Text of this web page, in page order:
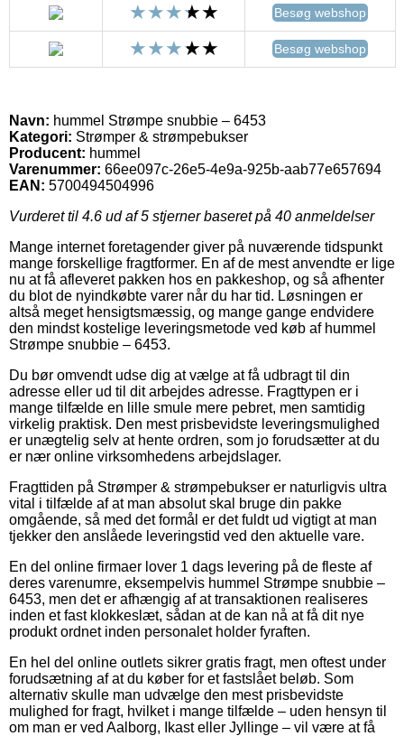
Besøg webshop
Besøg webshop
Navn: hummel Strømpe snubbie – 6453
Kategori: Strømper & strømpebukser
Producent: hummel
Varenummer: 66ee097c-26e5-4e9a-925b-aab77e657694
EAN: 5700494504996
Vurderet til 4.6 ud af 5 stjerner baseret på 40 anmeldelser
Mange internet foretagender giver på nuværende tidspunkt
mange forskellige fragtformer. En af de mest anvendte er lige
nu at få afleveret pakken hos en pakkeshop, og så afhenter
du blot de nyindkøbte varer når du har tid. Løsningen er
altså meget hensigtsmæssig, og mange gange endvidere
den mindst kostelige leveringsmetode ved køb af hummel
Strømpe snubbie – 6453.
Du bør omvendt udse dig at vælge at få udbragt til din
adresse eller ud til dit arbejdes adresse. Fragttypen er i
mange tilfælde en lille smule mere pebret, men samtidig
virkelig praktisk. Den mest prisbevidste leveringsmulighed
er unægtelig selv at hente ordren, som jo forudsætter at du
er nær online virksomhedens arbejdslager.
Fragttiden på Strømper & strømpebukser er naturligvis ultra
vital i tilfælde af at man absolut skal bruge din pakke
omgående, så med det formål er det fuldt ud vigtigt at man
tjekker den anslåede leveringstid ved den aktuelle vare.
En del online firmaer lover 1 dags levering på de fleste af
deres varenumre, eksempelvis hummel Strømpe snubbie –
6453, men det er afhængig af at transaktionen realiseres
inden et fast klokkeslæt, sådan at de kan nå at få dit nye
produkt ordnet inden personalet holder fyraften.
En hel del online outlets sikrer gratis fragt, men oftest under
forudsætning af at du køber for et fastslået beløb. Som
alternativ skulle man udvælge den mest prisbevidste
mulighed for fragt, hvilket i mange tilfælde – uden hensyn til
om man er ved Aalborg, Ikast eller Jyllinge – vil være at få